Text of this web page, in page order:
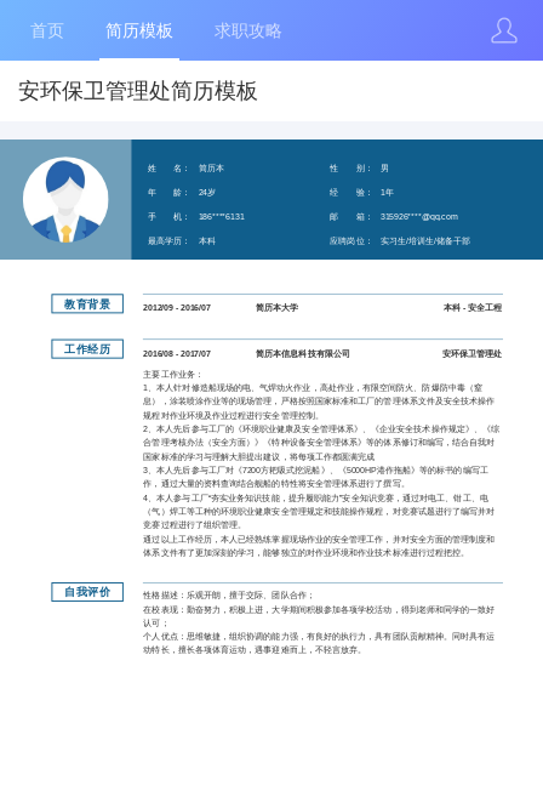
首页 简历模板 求职攻略
安环保卫管理处简历模板
姓 名： 简历本 性 别： 男
年 龄： 24岁 经 验： 1年
手 机： 186****6131 邮 箱： 315926****@qq.com
最高学历： 本科 应聘岗位： 实习生/培训生/储备干部
教育背景 2012/09 - 2016/07 简历本大学 本科 - 安全工程
工作经历 2016/08 - 2017/07 简历本信息科技有限公司 安环保卫管理处
主要工作业务：
1、本人针对修造船现场的电、气焊动火作业，高处作业，有限空间防火、防爆防中毒（窒
息），涂装喷涂作业等的现场管理，严格按照国家标准和工厂的管理体系文件及安全技术操作
规程对作业环境及作业过程进行安全管理控制。
2、本人先后参与工厂的《环境职业健康及安全管理体系》、《企业安全技术操作规定》、《综
合管理考核办法（安全方面）》《特种设备安全管理体系》等的体系修订和编写，结合自我对
国家标准的学习与理解大胆提出建议，将每项工作都圆满完成
3、本人先后参与工厂对《7200方耙吸式挖泥船》、《5000HP港作拖船》等的标书的编写工
作，通过大量的资料查询结合舰船的特性将安全管理体系进行了撰写。
4、本人参与工厂“夯实业务知识技能，提升履职能力”安全知识竞赛，通过对电工、钳工、电
（气）焊工等工种的环境职业健康安全管理规定和技能操作规程，对竞赛试题进行了编写并对
竞赛过程进行了组织管理。
通过以上工作经历，本人已经熟练掌握现场作业的安全管理工作，并对安全方面的管理制度和
体系文件有了更加深刻的学习，能够独立的对作业环境和作业技术标准进行过程把控。
自我评价 性格描述：乐观开朗，擅于交际、团队合作；
在校表现：勤奋努力，积极上进，大学期间积极参加各项学校活动，得到老师和同学的一致好
认可；
个人优点：思维敏捷，组织协调的能力强，有良好的执行力，具有团队贡献精神。同时具有运
动特长，擅长各项体育运动，遇事迎难而上，不轻言放弃。